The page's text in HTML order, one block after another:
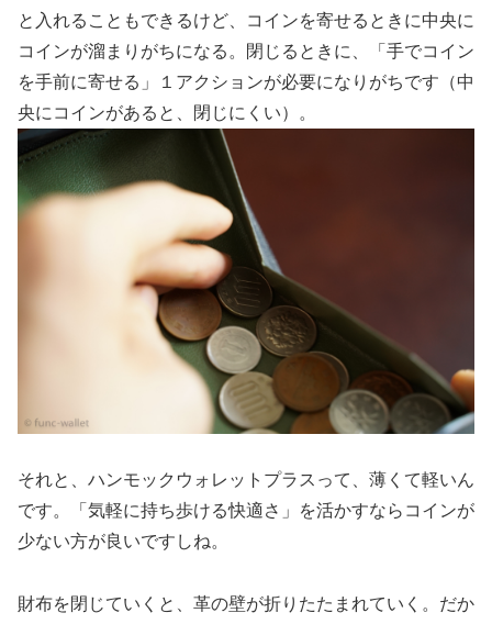
と入れることもできるけど、コインを寄せるときに中央に
コインが溜まりがちになる。閉じるときに、「手でコイン
を手前に寄せる」１アクションが必要になりがちです（中
央にコインがあると、閉じにくい）。
それと、ハンモックウォレットプラスって、薄くて軽いん
です。「気軽に持ち歩ける快適さ」を活かすならコインが
少ない方が良いですしね。
財布を閉じていくと、革の壁が折りたたまれていく。だか